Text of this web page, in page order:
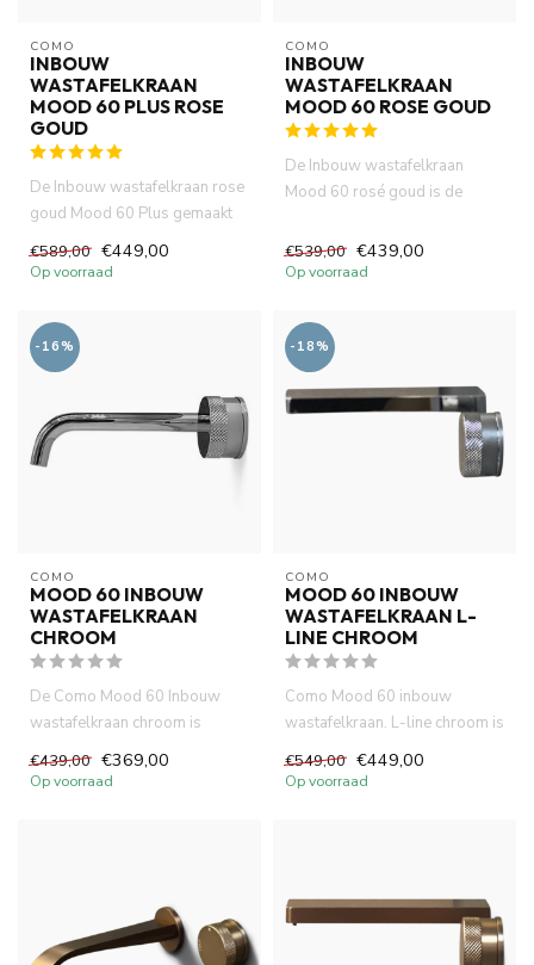
COMO
INBOUW
WASTAFELKRAAN
MOOD 60 PLUS ROSE
GOUD
De Inbouw wastafelkraan rose
goud Mood 60 Plus gemaakt
€589,00 €449,00
Op voorraad
COMO
INBOUW
WASTAFELKRAAN
MOOD 60 ROSE GOUD
De Inbouw wastafelkraan
Mood 60 rosé goud is de
stijlvol...
€539,00 €439,00
Op voorraad
-16%
COMO
MOOD 60 INBOUW
WASTAFELKRAAN
CHROOM
De Como Mood 60 Inbouw
wastafelkraan chroom is
messing....
€439,00 €369,00
Op voorraad
-18%
COMO
MOOD 60 INBOUW
WASTAFELKRAAN L-
LINE CHROOM
Como Mood 60 inbouw
wastafelkraan. L-line chroom is
mm...
€549,00 €449,00
Op voorraad